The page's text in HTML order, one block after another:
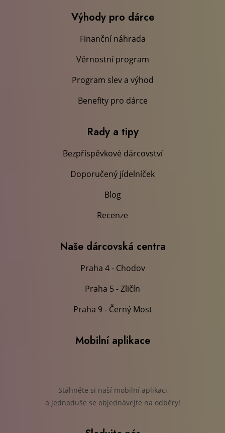
Výhody pro dárce
Finanční náhrada
Věrnostní program
Program slev a výhod
Benefity pro dárce
Rady a tipy
Bezpříspěvkové dárcovství
Doporučený jídelníček
Blog
Recenze
Naše dárcovská centra
Praha 4 - Chodov
Praha 5 - Zličín
Praha 9 - Černý Most
Mobilní aplikace
Stáhněte si naší mobilní aplikaci
a jednoduše se objednávejte na odběry!